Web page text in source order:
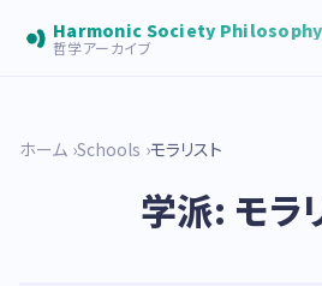
Harmonic Society Philosophy
哲学アーカイブ
ホーム Schools モラリスト
学派: モラ